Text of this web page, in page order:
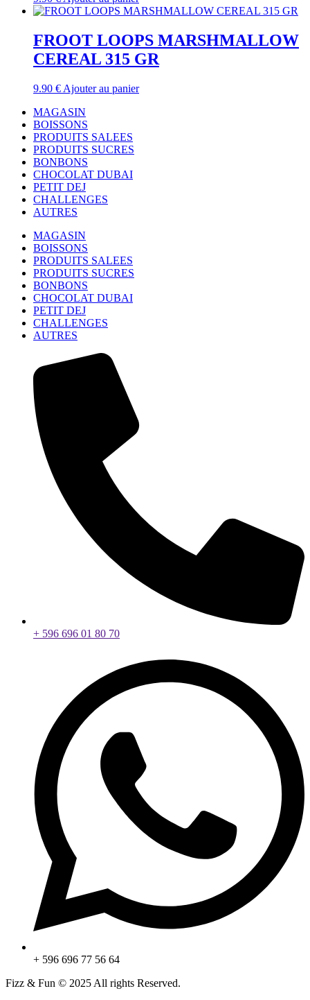
FROOT LOOPS MARSHMALLOW
CEREAL 315 GR
9.90 € Ajouter au panier
MAGASIN
BOISSONS
PRODUITS SALEES
PRODUITS SUCRES
BONBONS
CHOCOLAT DUBAI
PETIT DEJ
CHALLENGES
AUTRES
MAGASIN
BOISSONS
PRODUITS SALEES
PRODUITS SUCRES
BONBONS
CHOCOLAT DUBAI
PETIT DEJ
CHALLENGES
AUTRES
+ 596 696 01 80 70
+ 596 696 77 56 64
Fizz & Fun © 2025 All rights Reserved.